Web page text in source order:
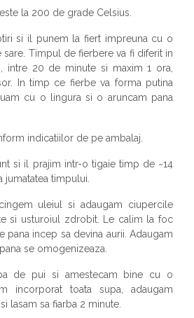
la 200 de grade Celsius.
si il punem la fiert impreuna cu o
sare. Timpul de fierbere va fi diferit in
intre 20 de minute si maxim 1 ora,
In timp ce fierbe va forma putina
cu o lingura si o aruncam pana
indicatiilor de pe ambalaj.
si il prajim intr-o tigaie timp de ~14
timpului.
uleiul si adaugam ciupercile
si usturoiul zdrobit. Le calim la foc
pana incep sa devina aurii. Adaugam
se omogenizeaza.
de pui si amestecam bine cu o
incorporat toata supa, adaugam
lasam sa fiarba 2 minute.